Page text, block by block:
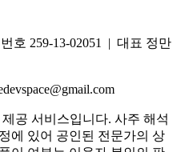
호 259-13-02051 | 대표 정만
공 서비스입니다. 사주 해석
에 있어 공인된 전문가의 상